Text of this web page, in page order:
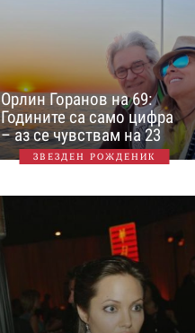
Орлин Горанов на 69:
Годините са само цифра
– аз се чувствам на 23
ЗВЕЗДЕН РОЖДЕНИК